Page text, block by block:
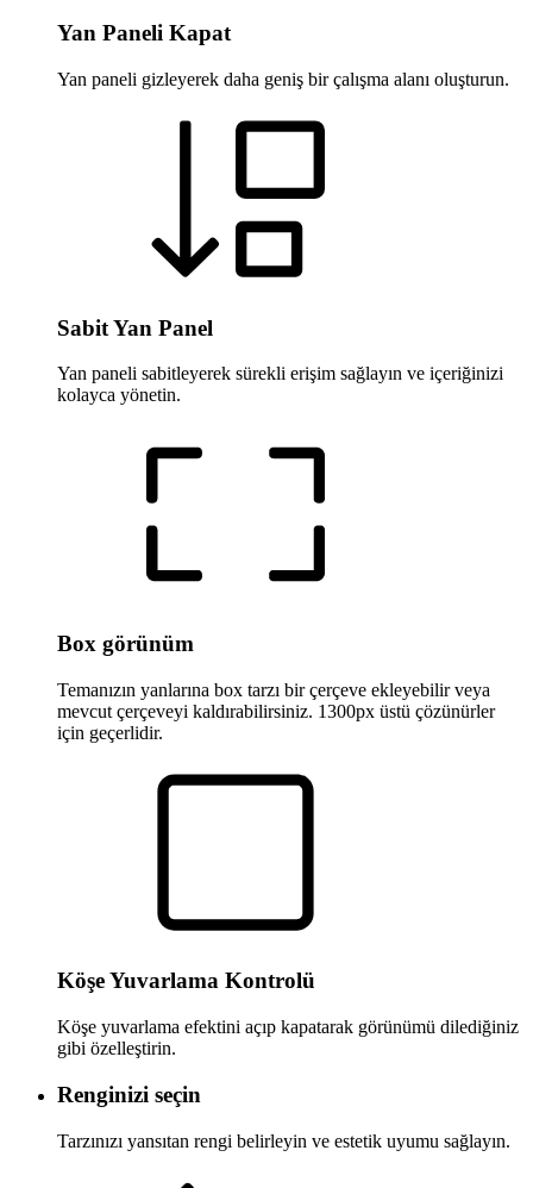
Yan Paneli Kapat
Yan paneli gizleyerek daha geniş bir çalışma alanı oluşturun.
Sabit Yan Panel
Yan paneli sabitleyerek sürekli erişim sağlayın ve içeriğinizi
kolayca yönetin.
Box görünüm
Temanızın yanlarına box tarzı bir çerçeve ekleyebilir veya
mevcut çerçeveyi kaldırabilirsiniz. 1300px üstü çözünürler
için geçerlidir.
Köşe Yuvarlama Kontrolü
Köşe yuvarlama efektini açıp kapatarak görünümü dilediğiniz
gibi özelleştirin.
Renginizi seçin
Tarzınızı yansıtan rengi belirleyin ve estetik uyumu sağlayın.